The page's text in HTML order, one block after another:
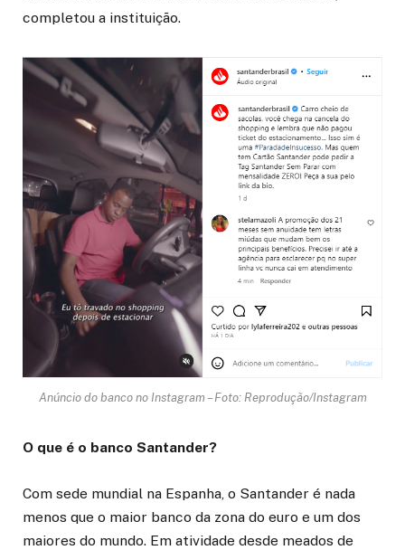
completou a instituição.
Anúncio do banco no Instagram – Foto: Reprodução/Instagram
O que é o banco Santander?
Com sede mundial na Espanha, o Santander é nada
menos que o maior banco da zona do euro e um dos
maiores do mundo. Em atividade desde meados de